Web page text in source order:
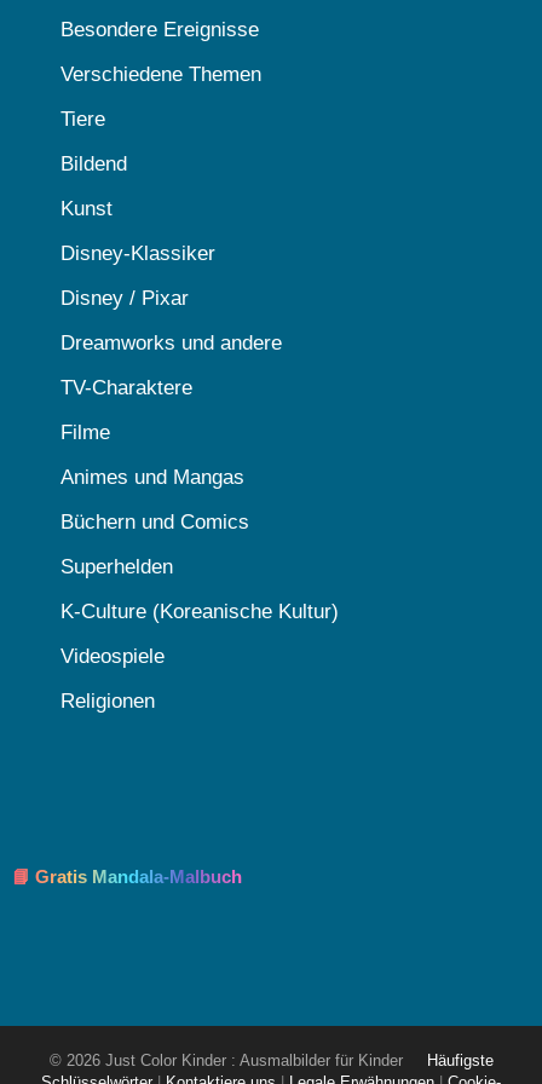
Besondere Ereignisse
Verschiedene Themen
Tiere
Bildend
Kunst
Disney-Klassiker
Disney / Pixar
Dreamworks und andere
TV-Charaktere
Filme
Animes und Mangas
Büchern und Comics
Superhelden
K-Culture (Koreanische Kultur)
Videospiele
Religionen
📘 Gratis Mandala-Malbuch
© 2026 Just Color Kinder : Ausmalbilder für Kinder
Häufigste